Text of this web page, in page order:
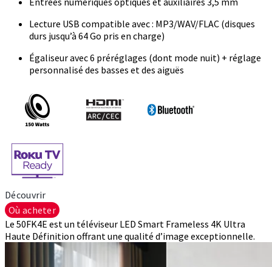
Lecture USB compatible avec : MP3/WAV/FLAC (disques
durs jusqu’à 64 Go pris en charge)
Égaliseur avec 6 préréglages (dont mode nuit) + réglage
personnalisé des basses et des aiguës
Découvrir
Où acheter
Le 50FK4E est un téléviseur LED Smart Frameless 4K Ultra
Haute Définition offrant une qualité d’image exceptionnelle.